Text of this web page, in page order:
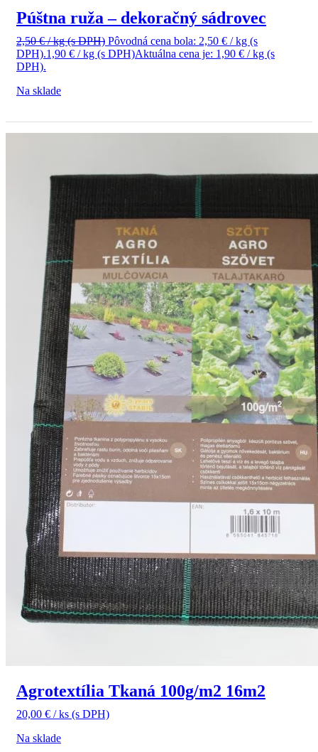
Púštna ruža – dekoračný sádrovec
2,50€/ kg(s DPH) Pôvodná cena bola: 2,50 € / kg (s
DPH).1,90 € / kg (s DPH)Aktuálna cena je: 1,90 € / kg (s
DPH).
Na sklade
Agrotextília Tkaná 100g/m2 16m2
20,00 € / ks (s DPH)
Na sklade